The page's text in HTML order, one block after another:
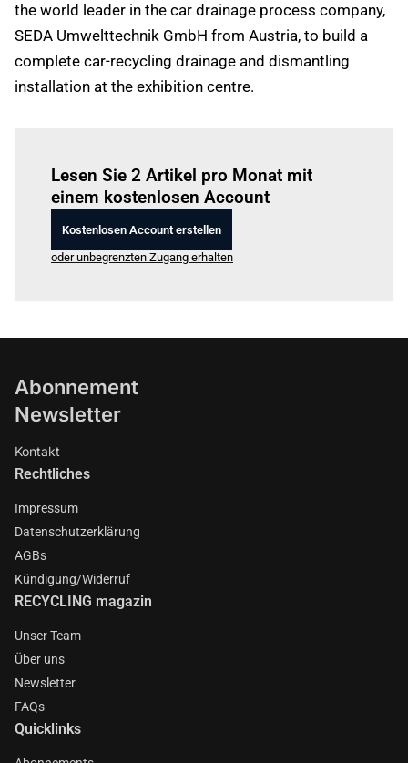
the world leader in the car drainage process company,
SEDA Umwelttechnik GmbH from Austria, to build a
complete car-recycling drainage and dismantling
installation at the exhibition centre.
Lesen Sie 2 Artikel pro Monat mit
einem kostenlosen Account
Kostenlosen Account erstellen
oder unbegrenzten Zugang erhalten
Abonnement
Newsletter
Kontakt
Rechtliches
Impressum
Datenschutzerklärung
AGBs
Kündigung/Widerruf
RECYCLING magazin
Unser Team
Über uns
Newsletter
FAQs
Quicklinks